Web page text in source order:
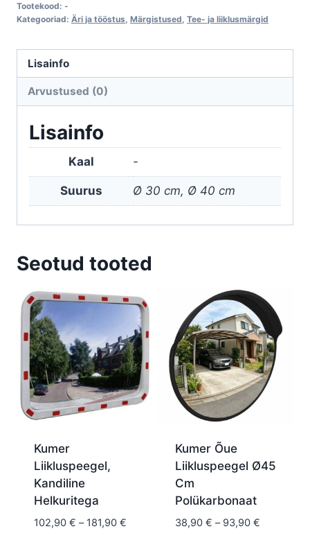
Siseruumidesse
Tootekood: -
Kategooriad: Äri ja tööstus, Märgistused, Tee- ja liiklusmärgid
Lisainfo
Arvustused (0)
Lisainfo
Kaal -
Suurus Ø 30 cm, Ø 40 cm
Seotud tooted
Kumer
Liikluspeegel,
Kandiline
Helkuritega
102,90 € – 181,90 €Hinnavahemik:
Kumer Õue
Liikluspeegel Ø45
Cm
Polükarbonaat
38,90 € – 93,90 €